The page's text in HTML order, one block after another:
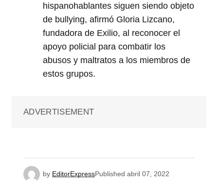
hispanohablantes siguen siendo objeto
de bullying, afirmó Gloria Lizcano,
fundadora de Exilio, al reconocer el
apoyo policial para combatir los
abusos y maltratos a los miembros de
estos grupos.
ADVERTISEMENT
by EditorExpressPublished abril 07, 2022